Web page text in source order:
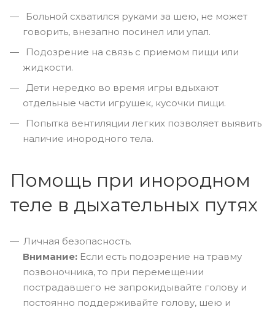
Больной схватился руками за шею, не может
говорить, внезапно посинел или упал.
Подозрение на связь с приемом пищи или
жидкости.
Дети нередко во время игры вдыхают
отдельные части игрушек, кусочки пищи.
Попытка вентиляции легких позволяет выявить
наличие инородного тела.
Помощь при инородном
теле в дыхательных путях
Личная безопасность.
Внимание: Если есть подозрение на травму
позвоночника, то при перемещении
пострадавшего не запрокидывайте голову и
постоянно поддерживайте голову, шею и